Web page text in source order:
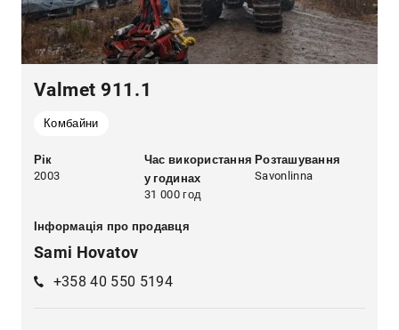
Valmet 911.1
Комбайни
Рік
2003
Час використання
у годинах
31 000 год
Розташування
Savonlinna
Інформація про продавця
Sami Hovatov
+358 40 550 5194